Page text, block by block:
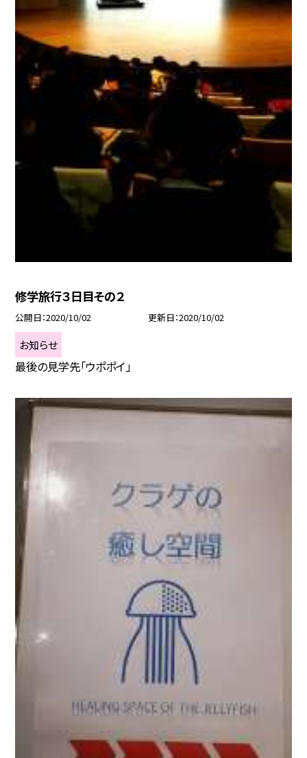
修学旅行３日目その２
公開日 2020/10/02 更新日 2020/10/02
お知らせ
最後の見学先「ウポポイ」